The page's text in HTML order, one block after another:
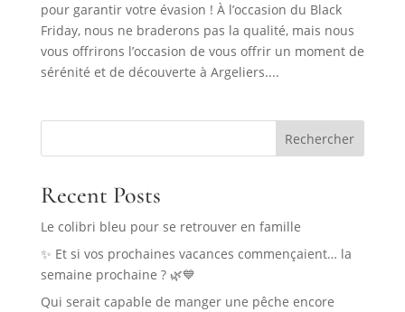
pour garantir votre évasion ! À l’occasion du Black
Friday, nous ne braderons pas la qualité, mais nous
vous offrirons l’occasion de vous offrir un moment de
sérénité et de découverte à Argeliers....
Rechercher
Recent Posts
Le colibri bleu pour se retrouver en famille
✨ Et si vos prochaines vacances commençaient… la
semaine prochaine ? 🌿💙
Qui serait capable de manger une pêche encore